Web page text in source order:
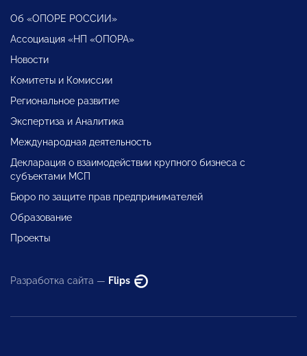
Об «ОПОРЕ РОССИИ»
Ассоциация «НП «ОПОРА»
Новости
Комитеты и Комиссии
Региональное развитие
Экспертиза и Аналитика
Международная деятельность
Декларация о взаимодействии крупного бизнеса с
субъектами МСП
Бюро по защите прав предпринимателей
Образование
Проекты
Разработка сайта — Flips